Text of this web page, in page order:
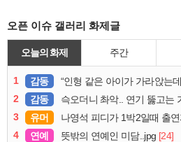
오픈 이슈 갤러리 화제글
오늘의 화제 주간
1 감동 “인형 같은 아이가 가라앉는데”…수심
2
감동 슥오더니 촤악.. 연기 뚫고는 가슴 툭
3
유머 나영석 피디가 1박2일때 출
4
연예 뜻밖의 연예인 미담..jpg [24]